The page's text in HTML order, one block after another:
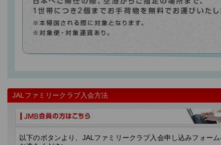
JALファミリークラブ入会方法
以下のボタンより、JALファミリークラブ入会申し込みフォー